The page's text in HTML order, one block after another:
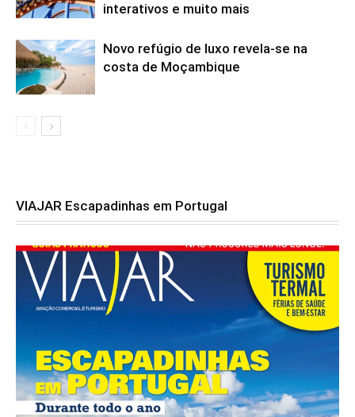
interativos e muito mais
Novo refúgio de luxo revela-se na
costa de Moçambique
VIAJAR Escapadinhas em Portugal